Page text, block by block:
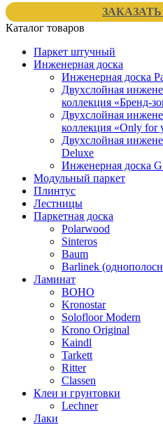
Каталог товаров
Паркет штучный
Инженерная доска
Инженерная доска
Двухслойная
коллекция «Бренд-
Двухслойная
коллекция «Only for
Двухслойная
Deluxe
Инженерная доска
Модульный паркет
Плинтус
Лестницы
Паркетная доска
Polarwood
Sinteros
Baum
Barlinek
Ламинат
BOHO
Kronostar
Solofloor Modern
Krono Original
Kaindl
Tarkett
Ritter
Classen
Клеи и грунтовки
Lechner
Лаки